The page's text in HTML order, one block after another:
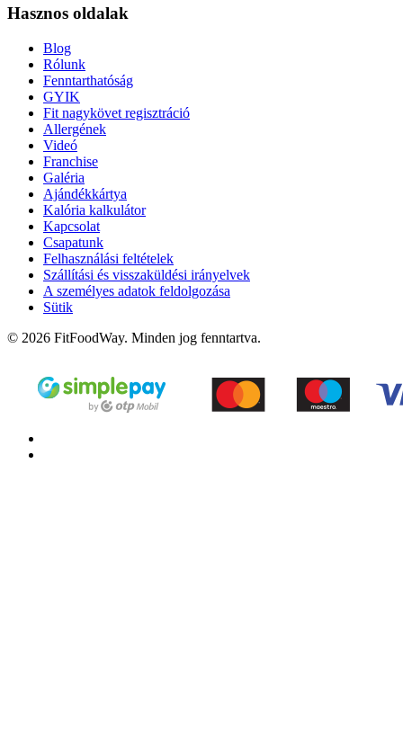
Hasznos oldalak
Blog
Rólunk
Fenntarthatóság
GYIK
Fit nagykövet regisztráció
Allergének
Videó
Franchise
Galéria
Ajándékkártya
Kalória kalkulátor
Kapcsolat
Csapatunk
Felhasználási feltételek
Szállítási és visszaküldési irányelvek
A személyes adatok feldolgozása
Sütik
© 2026 FitFoodWay. Minden jog fenntartva.